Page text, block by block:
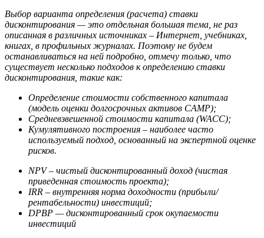
Выбор варианта определения (расчета) ставки
дисконтирования — это отдельная большая тема, не раз
описанная в различных источниках – Интернет, учебниках,
книгах, в профильных журналах. Поэтому не будем
останавливаться на ней подробно, отмечу только, что
существует несколько подходов к определению ставки
дисконтирования, такие как:
Определение стоимости собственного капитала
(модель оценки долгосрочных активов CAMP);
Средневзвешенной стоимости капитала (WACC);
Кумулятивного построения – наиболее часто
используемый подход, основанный на экспертной оценке
рисков.
NPV – чистый дисконтированный доход (чистая
приведенная стоимость проекта);
IRR – внутренняя норма доходности (прибыли/
рентабельности) инвестиций;
DPBP — дисконтированный срок окупаемости
инвестиций